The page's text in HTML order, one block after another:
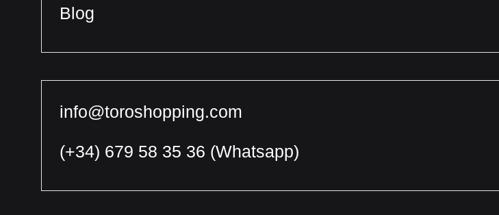
Blog
info@toroshopping.com
(+34) 679 58 35 36 (Whatsapp)